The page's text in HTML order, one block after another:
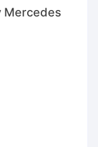
Mercedes